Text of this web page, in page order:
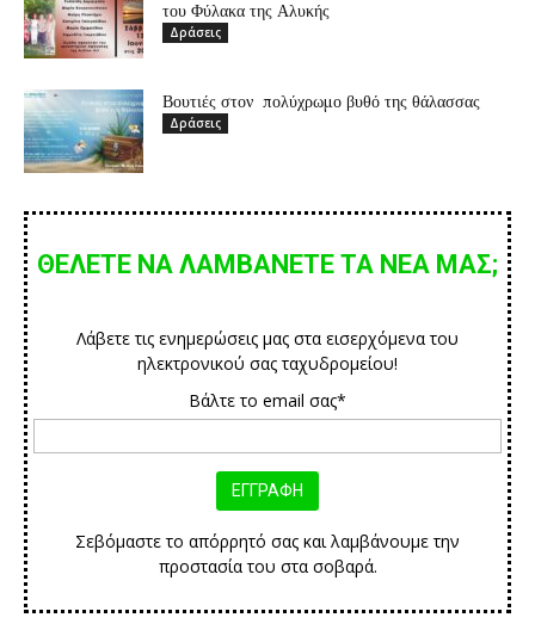
του Φύλακα της Αλυκής
Δράσεις
Βουτιές στον πολύχρωμο βυθό της θάλασσας
Δράσεις
ΘΕΛΕΤΕ ΝΑ ΛΑΜΒΑΝΕΤΕ ΤΑ ΝΕΑ ΜΑΣ;
Λάβετε τις ενημερώσεις μας στα εισερχόμενα του
ηλεκτρονικού σας ταχυδρομείου!
Βάλτε το email σας*
Σεβόμαστε το απόρρητό σας και λαμβάνουμε την
προστασία του στα σοβαρά.